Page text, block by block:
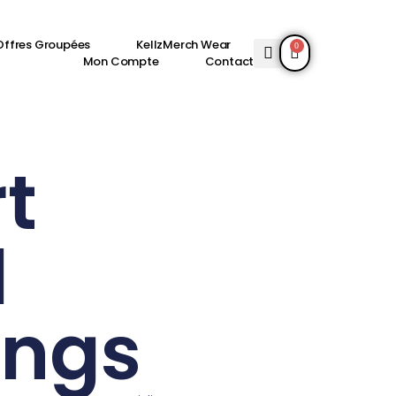
Groupées
KellzMerch Wear
Mon Compte
Contact
0